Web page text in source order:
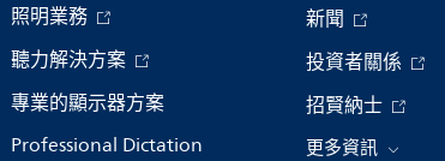
照明業務
聽力解決方案
專業的顯示器方案
Professional Dictation
新聞
投資者關係
招賢納士
更多資訊